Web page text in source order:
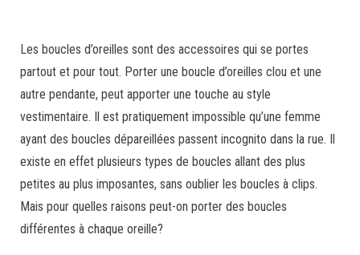
Les boucles d’oreilles sont des accessoires qui se portes
partout et pour tout. Porter une boucle d’oreilles clou et une
autre pendante, peut apporter une touche au style
vestimentaire. Il est pratiquement impossible qu’une femme
ayant des boucles dépareillées passent incognito dans la rue. Il
existe en effet plusieurs types de boucles allant des plus
petites au plus imposantes, sans oublier les boucles à clips.
Mais pour quelles raisons peut-on porter des boucles
différentes à chaque oreille?